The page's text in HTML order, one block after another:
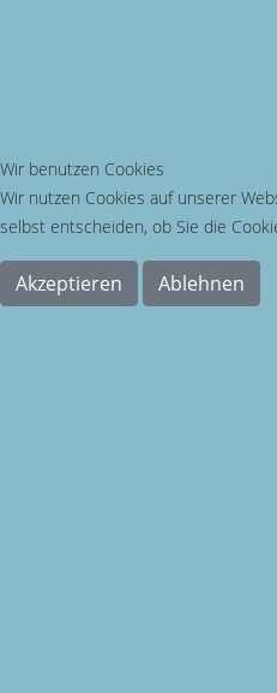
Wir benutzen Cookies
Wir nutzen Cookies auf unserer
selbst entscheiden, ob Sie die
Akzeptieren Ablehnen